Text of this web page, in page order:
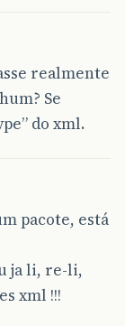
realmente
Se
do xml.
pacote, está
ja li, re-li,
xml !!!